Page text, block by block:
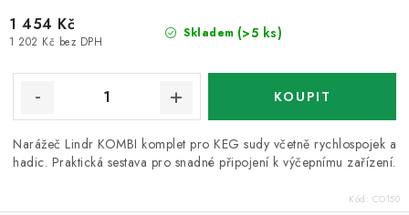
Skladem (>5 ks)
1 202 Kč bez DPH
1 454 Kč
Narážeč Lindr KOMBI komplet pro KEG sudy včetně rychlospojek a
hadic. Praktická sestava pro snadné připojení k výčepnímu zařízení.
Kód: CO150